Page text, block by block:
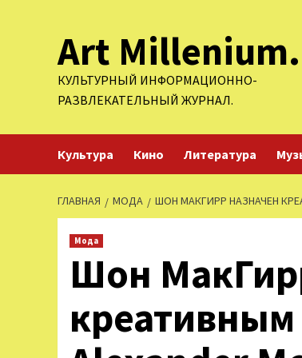
содержимомуArt Millenium.
КУЛЬТУРНЫЙ ИНФОРМАЦИОННО-
РАЗВЛЕКАТЕЛЬНЫЙ ЖУРНАЛ.
Культура Кино Литература
ГЛАВНАЯ МОДА ШОН МАКГИРР НАЗНАЧЕН
Мода
Шон